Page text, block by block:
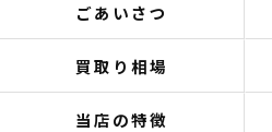
ごあいさつ
買取り相場
当店の特徴